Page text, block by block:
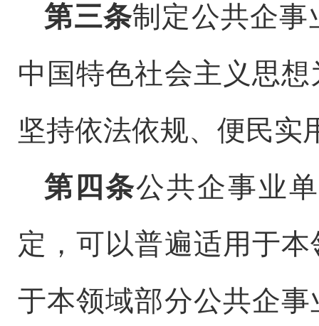
第三条制定公共企事
中国特色社会主义思
坚持依法依规、便民实
第四条公共企事业
定，可以普遍适用于
于本领域部分公共企